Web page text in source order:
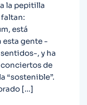
la pepitilla
está
esta gente -
, y ha
de
“sostenible”.
[…]